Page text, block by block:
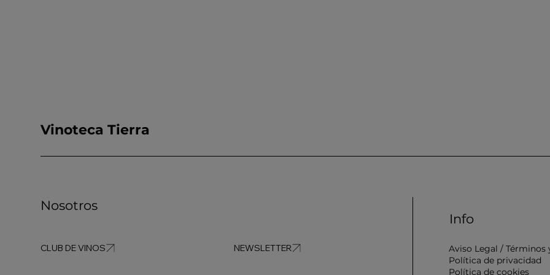
Vinoteca Tierra
Nosotros
Info
Aviso Legal / Términos
Política de privacidad
Política de cookies